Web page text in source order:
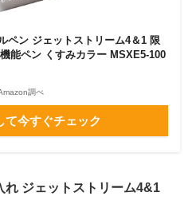
ペン ジェットストリーム4＆1 限
能ペン くすみカラー MSXE5-100
調べ
て今すぐチェック
れ ジェットストリーム4&1